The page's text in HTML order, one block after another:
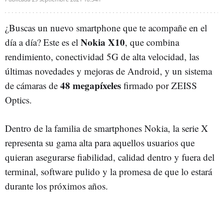
¿Buscas un nuevo smartphone que te acompañe en el
día a día? Este es el Nokia X10, que combina
rendimiento, conectividad 5G de alta velocidad, las
últimas novedades y mejoras de Android, y un sistema
de cámaras de 48 megapíxeles firmado por ZEISS
Optics.
Dentro de la familia de smartphones Nokia, la serie X
representa su gama alta para aquellos usuarios que
quieran asegurarse fiabilidad, calidad dentro y fuera del
terminal, software pulido y la promesa de que lo estará
durante los próximos años.